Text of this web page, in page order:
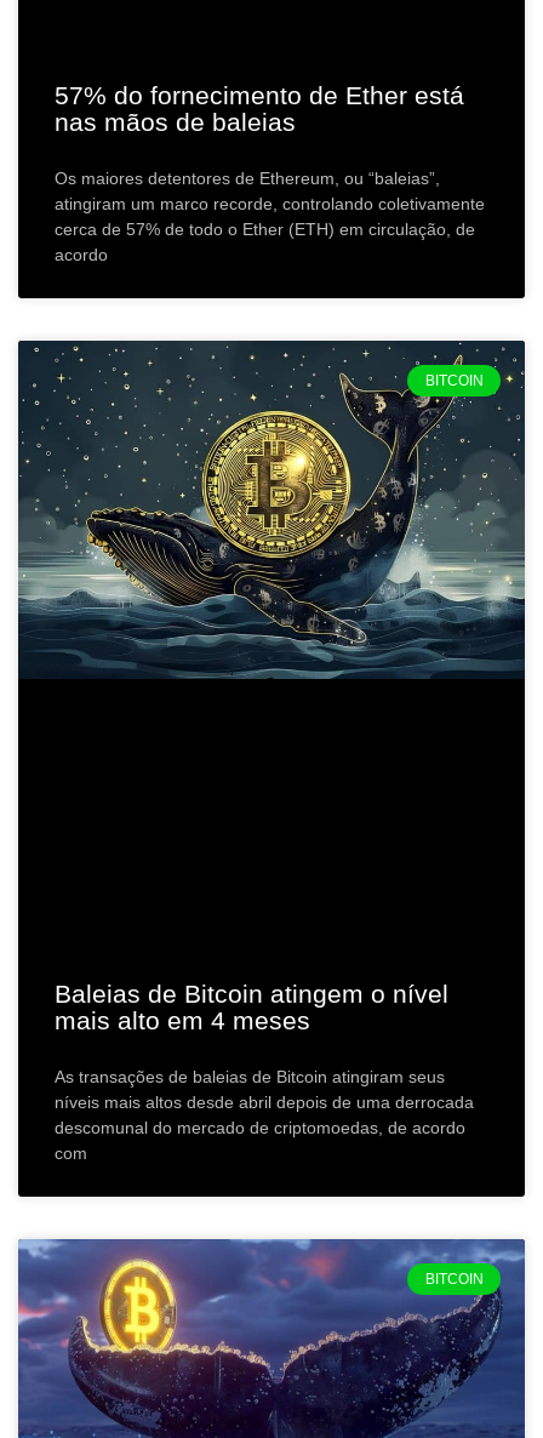
57% do fornecimento de Ether está
nas mãos de baleias
Os maiores detentores de Ethereum, ou “baleias”,
atingiram um marco recorde, controlando coletivamente
cerca de 57% de todo o Ether (ETH) em circulação, de
acordo
BITCOIN
Baleias de Bitcoin atingem o nível
mais alto em 4 meses
As transações de baleias de Bitcoin atingiram seus
níveis mais altos desde abril depois de uma derrocada
descomunal do mercado de criptomoedas, de acordo
com
BITCOIN